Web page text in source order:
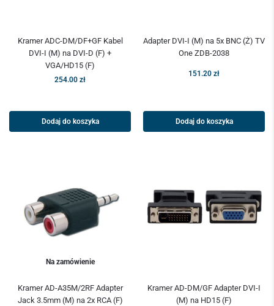
Kramer ADC-DM/DF+GF Kabel
DVI-I (M) na DVI-D (F) +
VGA/HD15 (F)
254.00 zł
Dodaj do koszyka
Adapter DVI-I (M) na 5x BNC (Ż) TV
One ZDB-2038
151.20 zł
Dodaj do koszyka
Na zamówienie
Kramer AD-A35M/2RF Adapter
Jack 3.5mm (M) na 2x RCA (F)
Kramer AD-DM/GF Adapter DVI-I
(M) na HD15 (F)